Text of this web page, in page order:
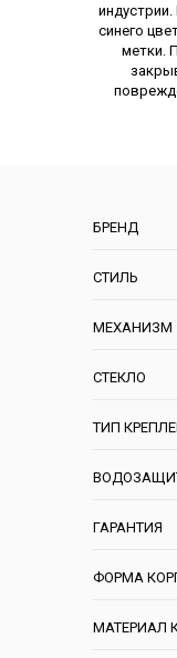
БРЕНД
СТИЛЬ
МЕХАНИЗМ
СТЕКЛО
ТИП
ГАРАНТИЯ
ФОРМА
МАТЕРИАЛ
синего
метки.